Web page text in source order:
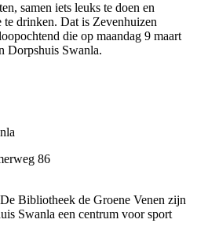
samen iets leuks te doen en
drinken. Dat is Zevenhuizen
die op maandag 9 maart
Dorpshuis Swanla.
86
Bibliotheek de Groene Venen zijn
Swanla een centrum voor sport